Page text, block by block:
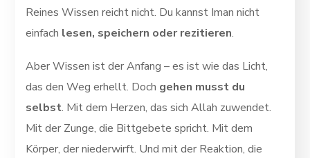
Reines Wissen reicht nicht. Du kannst Iman nicht
einfach lesen, speichern oder rezitieren.
Aber Wissen ist der Anfang – es ist wie das Licht,
das den Weg erhellt. Doch gehen musst du
selbst. Mit dem Herzen, das sich Allah zuwendet.
Mit der Zunge, die Bittgebete spricht. Mit dem
Körper, der niederwirft. Und mit der Reaktion, die